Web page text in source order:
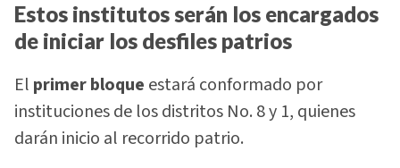
Estos institutos serán los encargados
de iniciar los desfiles patrios
El primer bloque estará conformado por
instituciones de los distritos No. 8 y 1, quienes
darán inicio al recorrido patrio.